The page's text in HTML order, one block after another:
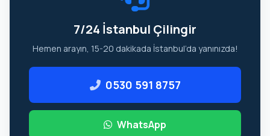
7/24 İstanbul Çilingir
Hemen arayın, 15-20 dakikada İstanbul’da yanınızda!
0530 591 8757
WhatsApp